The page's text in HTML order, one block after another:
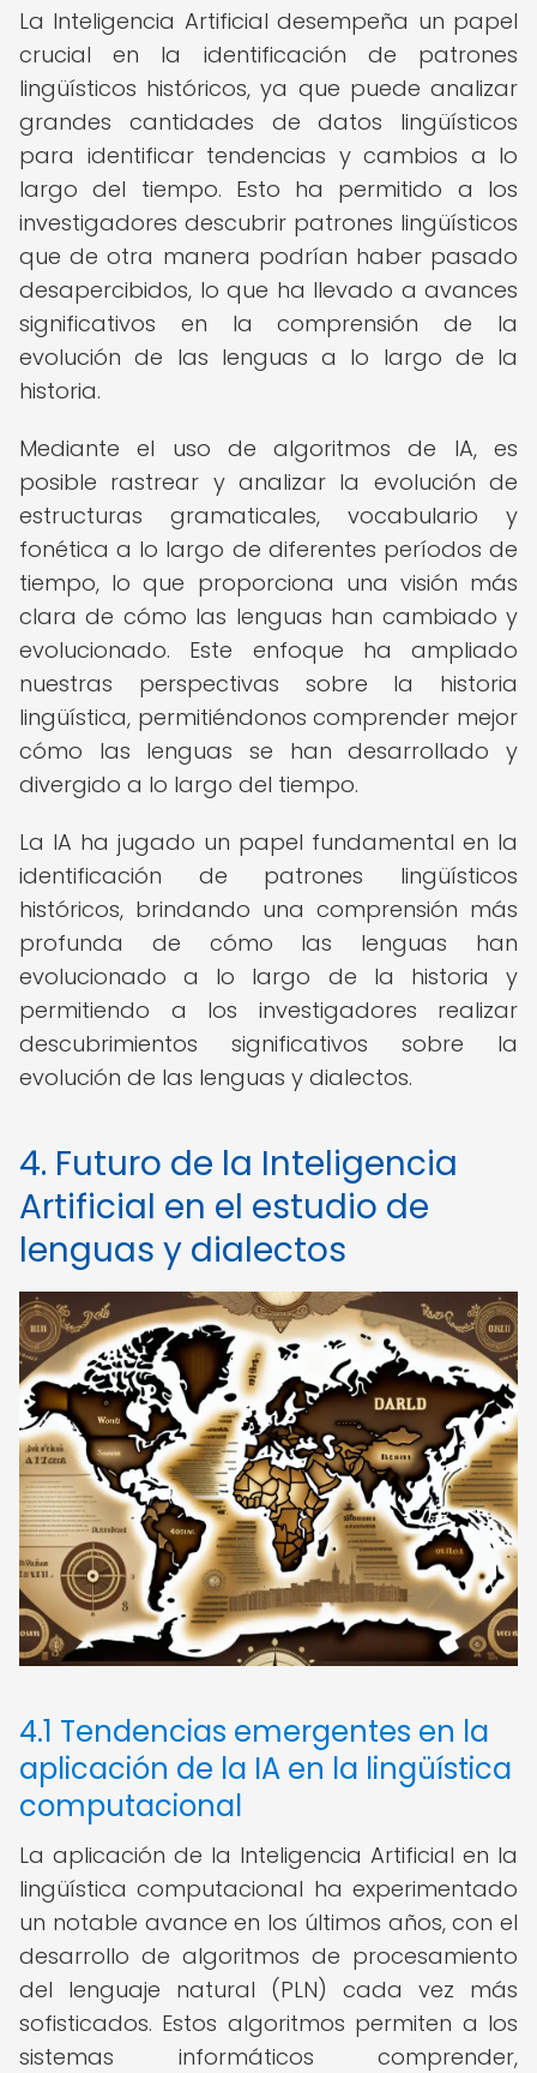
La Inteligencia Artificial desempeña un papel
crucial en la identificación de patrones
lingüísticos históricos, ya que puede analizar
grandes cantidades de datos lingüísticos
para identificar tendencias y cambios a lo
largo del tiempo. Esto ha permitido a los
investigadores descubrir patrones lingüísticos
que de otra manera podrían haber pasado
desapercibidos, lo que ha llevado a avances
significativos en la comprensión de la
evolución de las lenguas a lo largo de la
historia.
Mediante el uso de algoritmos de IA, es
posible rastrear y analizar la evolución de
estructuras gramaticales, vocabulario y
fonética a lo largo de diferentes períodos de
tiempo, lo que proporciona una visión más
clara de cómo las lenguas han cambiado y
evolucionado. Este enfoque ha ampliado
nuestras perspectivas sobre la historia
lingüística, permitiéndonos comprender mejor
cómo las lenguas se han desarrollado y
divergido a lo largo del tiempo.
La IA ha jugado un papel fundamental en la
identificación de patrones lingüísticos
históricos, brindando una comprensión más
profunda de cómo las lenguas han
evolucionado a lo largo de la historia y
permitiendo a los investigadores realizar
descubrimientos significativos sobre la
evolución de las lenguas y dialectos.
4. Futuro de la Inteligencia
Artificial en el estudio de
lenguas y dialectos
4.1 Tendencias emergentes en la
aplicación de la IA en la lingüística
computacional
La aplicación de la Inteligencia Artificial en la
lingüística computacional ha experimentado
un notable avance en los últimos años, con el
desarrollo de algoritmos de procesamiento
del lenguaje natural (PLN) cada vez más
sofisticados. Estos algoritmos permiten a los
sistemas informáticos comprender,